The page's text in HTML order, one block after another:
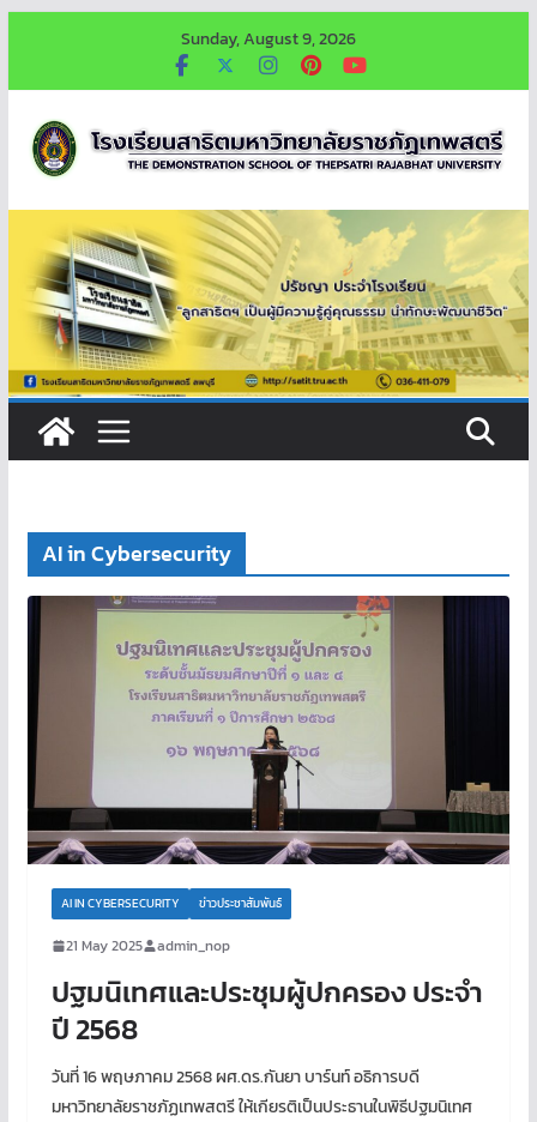
content
Sunday, August 9, 2026
AI in Cybersecurity
AI IN CYBERSECURITY ข่าวประชาสัมพันธ์
21 May 2025 admin_nop
ปฐมนิเทศและประชุมผู้ปกครอง ประจำ
ปี 2568
วันที่ 16 พฤษภาคม 2568 ผศ.ดร.กันยา บาร์นท์ อธิการบดี
มหาวิทยาลัยราชภัฏเทพสตรี ให้เกียรติเป็นประธานในพิธีปฐมนิเทศ